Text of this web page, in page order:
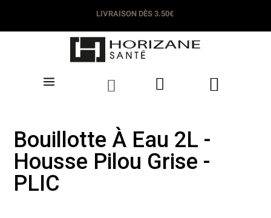
LIVRAISON DÈS 3.50€
Bouillotte À Eau 2L -
Housse Pilou Grise -
PLIC